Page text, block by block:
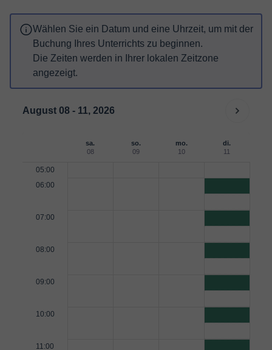
Wählen Sie ein Datum und eine Uhrzeit, um mit der
Buchung Ihres Unterrichts zu beginnen.
Die Zeiten werden in Ihrer lokalen Zeitzone
angezeigt.
August 08 - 11, 2026
sa.
08
so.
09
mo.
10
di.
11
05:00
06:00
07:00
08:00
09:00
10:00
11:00